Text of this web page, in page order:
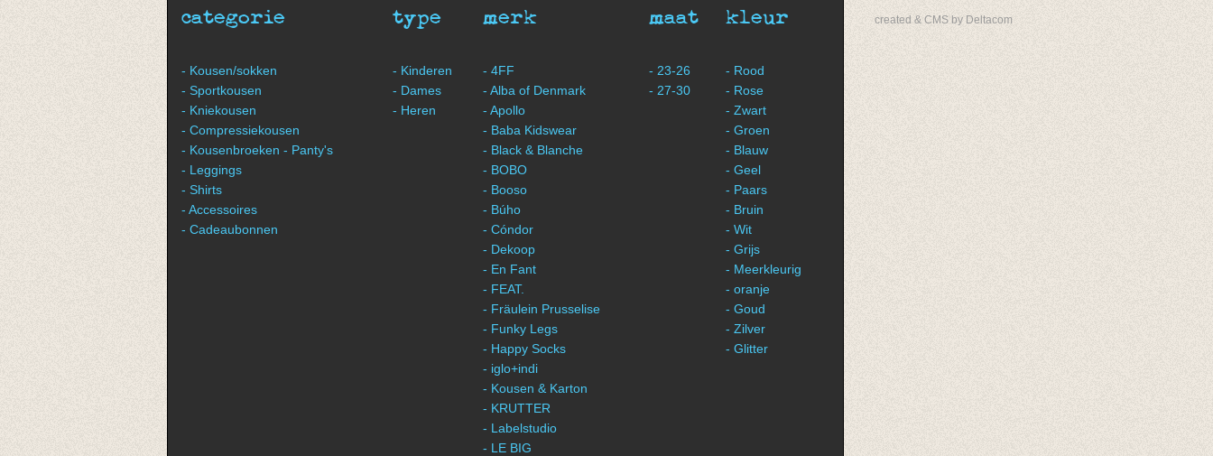
created & CMS by Deltacom
categorie
- Kousen/sokken
- Sportkousen
- Kniekousen
- Compressiekousen
- Kousenbroeken - Panty's
- Leggings
- Shirts
- Accessoires
- Cadeaubonnen
type
- Kinderen
- Dames
- Heren
merk
- 4FF
- Alba of Denmark
- Apollo
- Baba Kidswear
- Black & Blanche
- BOBO
- Booso
- Búho
- Cóndor
- Dekoop
- En Fant
- FEAT.
- Fräulein Prusselise
- Funky Legs
- Happy Socks
- iglo+indi
- Kousen & Karton
- KRUTTER
- Labelstudio
- LE BIG
maat
- 23-26
- 27-30
kleur
- Rood
- Rose
- Zwart
- Groen
- Blauw
- Geel
- Paars
- Bruin
- Wit
- Grijs
- Meerkleurig
- oranje
- Goud
- Zilver
- Glitter